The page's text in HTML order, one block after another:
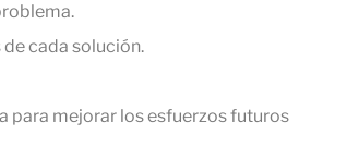
cada solución.
para mejorar los esfuerzos futuros